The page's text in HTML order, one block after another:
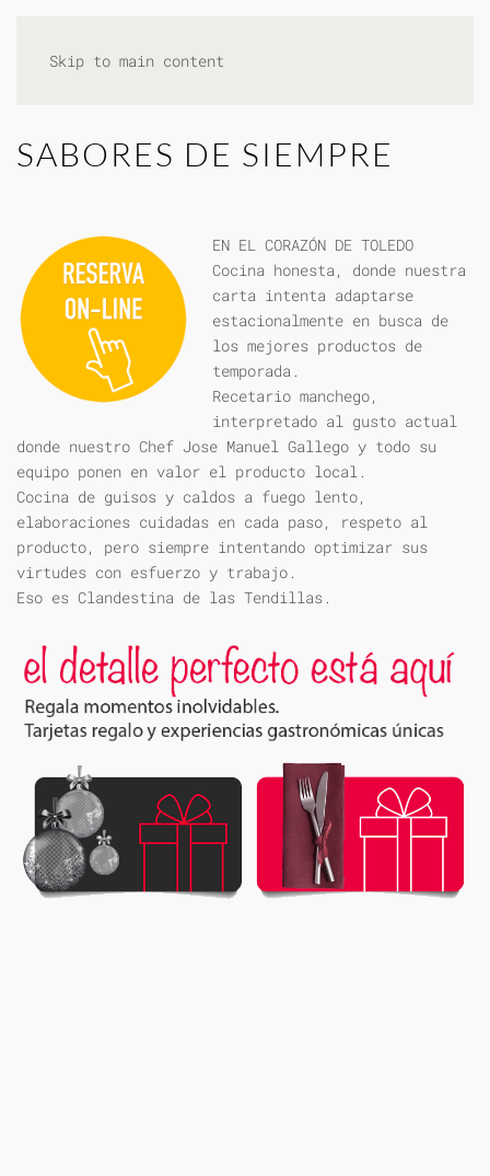
Skip to main content
SABORES DE SIEMPRE
EN EL CORAZÓN DE TOLEDO
Cocina honesta, donde nuestra
carta intenta adaptarse
estacionalmente en busca de
los mejores productos de
temporada.
Recetario manchego,
interpretado al gusto actual
donde nuestro Chef Jose Manuel Gallego y todo su
equipo ponen en valor el producto local.
Cocina de guisos y caldos a fuego lento,
elaboraciones cuidadas en cada paso, respeto al
producto, pero siempre intentando optimizar sus
virtudes con esfuerzo y trabajo.
Eso es Clandestina de las Tendillas.